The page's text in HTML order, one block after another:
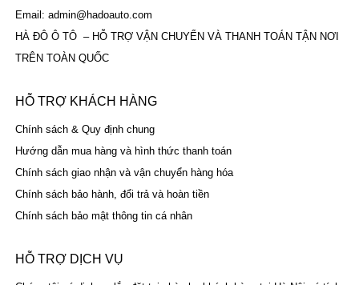
Email: admin@hadoauto.com
HÀ ĐÔ Ô TÔ – HỖ TRỢ VẬN CHUYỂN VÀ THANH TOÁN TẬN NƠI
TRÊN TOÀN QUỐC
HỖ TRỢ KHÁCH HÀNG
Chính sách & Quy định chung
Hướng dẫn mua hàng và hình thức thanh toán
Chính sách giao nhận và vận chuyển hàng hóa
Chính sách bảo hành, đổi trả và hoàn tiền
Chính sách bảo mật thông tin cá nhân
HỖ TRỢ DỊCH VỤ